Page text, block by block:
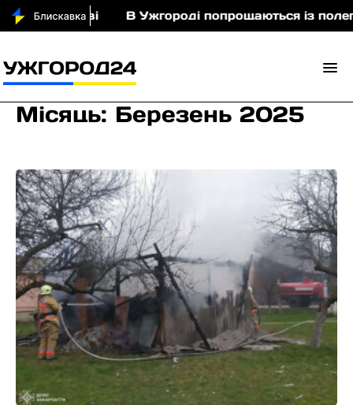
В Ужгороді попрощаються із полеглим
Місяць: Березень 2025